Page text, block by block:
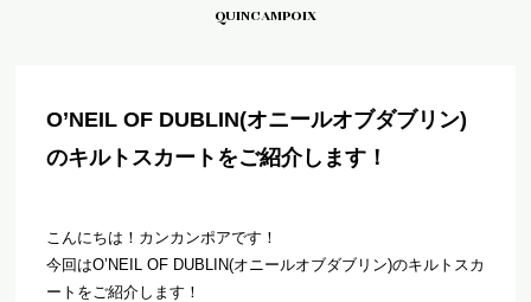
QUINCAMPOIX
O’NEIL OF DUBLIN(オニールオブダブリン)
のキルトスカートをご紹介します！
こんにちは！カンカンポアです！
今回はO’NEIL OF DUBLIN(オニールオブダブリン)のキルトスカ
ートをご紹介します！